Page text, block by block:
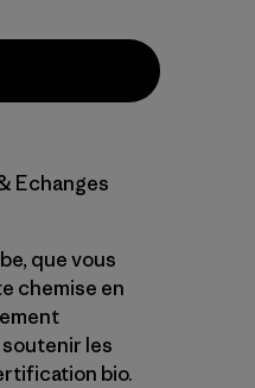
Echanges
que vous
chemise en
les
bio.